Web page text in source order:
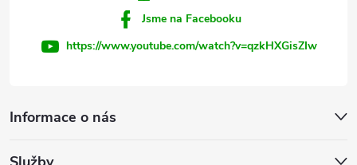
Informace o nás
Jsme na Facebooku
https://www.youtube.com/watch?v=qzkHXGisZIw